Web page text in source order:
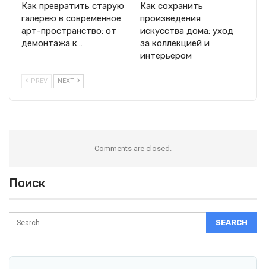
Как превратить старую
галерею в современное
арт-пространство: от
демонтажа к…
Как сохранить
произведения
искусства дома: уход
за коллекцией и
интерьером
PREV NEXT
Comments are closed.
Поиск